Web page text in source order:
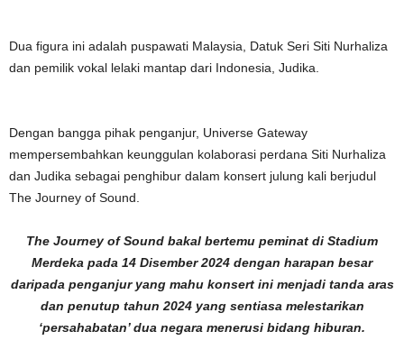
Dua figura ini adalah puspawati Malaysia, Datuk Seri Siti Nurhaliza
dan pemilik vokal lelaki mantap dari Indonesia, Judika.
Dengan bangga pihak penganjur, Universe Gateway
mempersembahkan keunggulan kolaborasi perdana Siti Nurhaliza
dan Judika sebagai penghibur dalam konsert julung kali berjudul
The Journey of Sound.
The Journey of Sound bakal bertemu peminat di Stadium
Merdeka pada 14 Disember 2024 dengan harapan besar
daripada penganjur yang mahu konsert ini menjadi tanda aras
dan penutup tahun 2024 yang sentiasa melestarikan
‘persahabatan’ dua negara menerusi bidang hiburan.